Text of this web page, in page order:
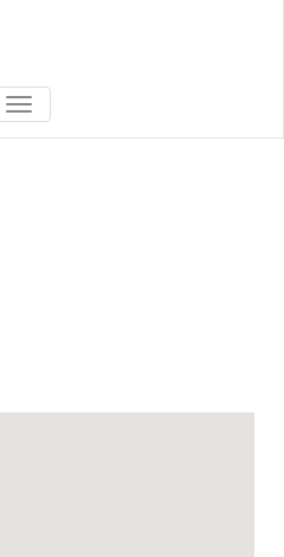
TOGGLE NAVIGATION